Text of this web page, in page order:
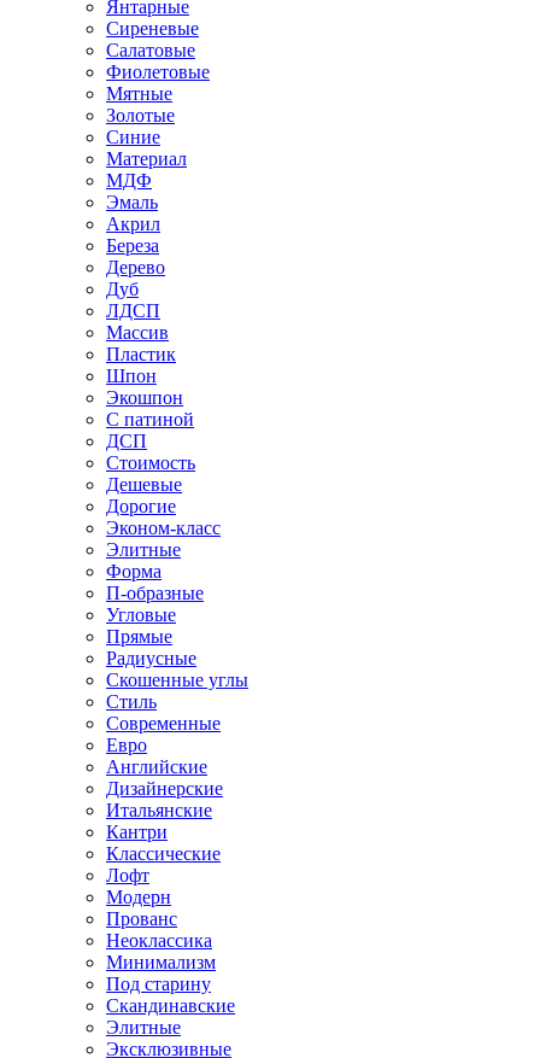
Янтарные
Сиреневые
Салатовые
Фиолетовые
Мятные
Золотые
Синие
Материал
МДФ
Эмаль
Акрил
Береза
Дерево
Дуб
ЛДСП
Массив
Пластик
Шпон
Экошпон
С патиной
ДСП
Стоимость
Дешевые
Дорогие
Эконом-класс
Элитные
Форма
П-образные
Угловые
Прямые
Радиусные
Скошенные углы
Стиль
Современные
Евро
Английские
Дизайнерские
Итальянские
Кантри
Классические
Лофт
Модерн
Прованс
Неоклассика
Минимализм
Под старину
Скандинавские
Элитные
Эксклюзивные